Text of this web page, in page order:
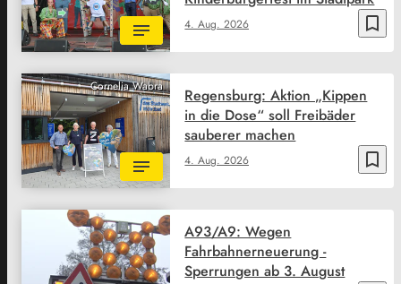
bookmark_border
4. Aug. 2026
Cornelia Wabra
bookmark_border
4. Aug. 2026
Regensburg: Aktion „Kippen
in die Dose“ soll Freibäder
sauberer machen
A93/A9: Wegen
Fahrbahnerneuerung -
Sperrungen ab 3. August